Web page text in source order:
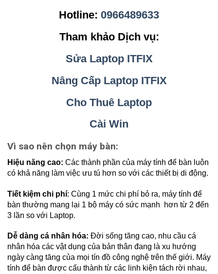
Hotline: 0966489633
Tham khảo Dịch vụ:
Sửa Laptop ITFIX
Nâng Cấp Laptop ITFIX
Cho Thuê Laptop
Cài Win
Vì sao nên chọn máy bàn:
Hiệu năng cao: Các thành phần của máy tính để bàn luôn
có khả năng làm việc ưu tú hơn so với các thiết bị di động.
Tiết kiệm chi phí: Cùng 1 mức chi phí bỏ ra, máy tính để
bàn thường mang lại 1 bộ máy có sức mạnh hơn từ 2 đến
3 lần so với Laptop.
Dễ dàng cá nhân hóa: Đời sống tăng cao, nhu cầu cá
nhân hóa các vật dụng của bản thân đang là xu hướng
ngày càng tăng của mọi tín đồ công nghệ trên thế giới. Máy
tính để bàn được cấu thành từ các linh kiện tách rời nhau,